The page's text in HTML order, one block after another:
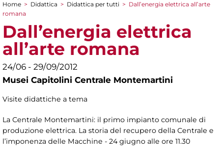
Tu sei qui
Home > Didattica > Didattica per tutti > Dall’energia elettrica all’arte
romana
Dall’energia elettrica
all’arte romana
24/06 - 29/09/2012
Musei Capitolini Centrale Montemartini
Visite didattiche a tema
La Centrale Montemartini: il primo impianto comunale di
produzione elettrica. La storia del recupero della Centrale e
l’imponenza delle Macchine - 24 giugno alle ore 11.30